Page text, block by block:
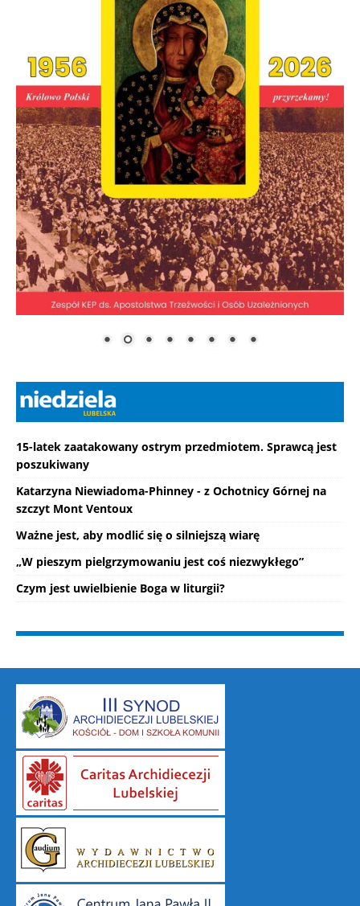
15-latek zaatakowany ostrym przedmiotem. Sprawcą jest
poszukiwany
Katarzyna Niewiadoma-Phinney - z Ochotnicy Górnej na
szczyt Mont Ventoux
Ważne jest, aby modlić się o silniejszą wiarę
„W pieszym pielgrzymowaniu jest coś niezwykłego”
Czym jest uwielbienie Boga w liturgii?